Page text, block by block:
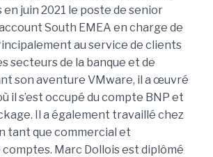
juin 2021 le poste de senior
South EMEA en charge de
au service de clients
secteurs de la banque et de
son aventure VMware, il a œuvré
il s’est occupé du compte BNP et
Il a également travaillé chez
tant que commercial et
Marc Dollois est diplômé